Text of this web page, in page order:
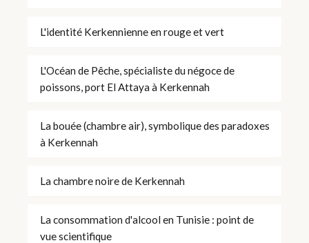
L'identité Kerkennienne en rouge et vert
L'Océan de Pêche, spécialiste du négoce de
poissons, port El Attaya à Kerkennah
La bouée (chambre air), symbolique des paradoxes
à Kerkennah
La chambre noire de Kerkennah
La consommation d'alcool en Tunisie : point de
vue scientifique